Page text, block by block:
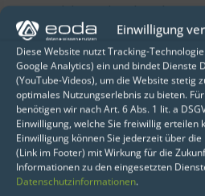
Einwilligung
Diese Website nutzt Tracking-
Google Analytics) ein und bindet
(YouTube-Videos), um die Website stetig
optimales Nutzungserlebnis zu bieten.
benötigen wir nach Art. 6 Abs. 1 lit. a
Einwilligung, welche Sie freiwillig erteilen
Einwilligung können Sie jederzeit über
(Link im Footer) mit Wirkung für die
Informationen zu den eingesetzten
Datenschutzinformationen.
Schlüsseltechnologie
Intelligenz für den
Zukunft. Doch wie
der Einstieg? Wie
vorhandenen
wirklich nutzen?
Martin Schneider ist
Scientist bei eoda
[…]